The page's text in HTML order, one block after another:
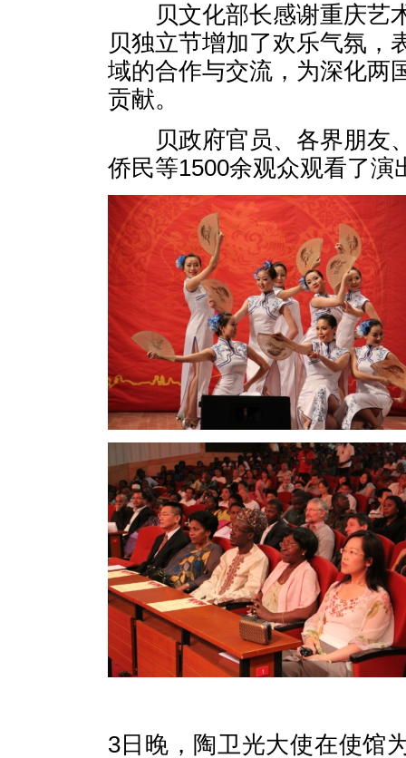
贝文化部长感谢重庆艺
贝独立节增加了欢乐气氛，
域的合作与交流，为深化两
贡献。
贝政府官员、各界朋友
侨民等1500余观众观看了演
3日晚，陶卫光大使在使馆